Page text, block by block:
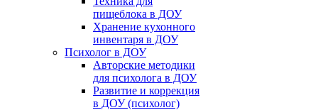
пищеблока в ДОУ
Хранение кухонного
инвентаря в ДОУ
Психолог в ДОУ
Авторские методики
для психолога в ДОУ
Развитие и коррекция
в ДОУ (психолог)